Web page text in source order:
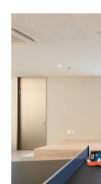
就活成功ガイド
ナレッジ
リファレンス
個人向けプラン
評価結果一覧
再チャレンジ結果一
Tech Team Journal
paiza times
paizaとは？